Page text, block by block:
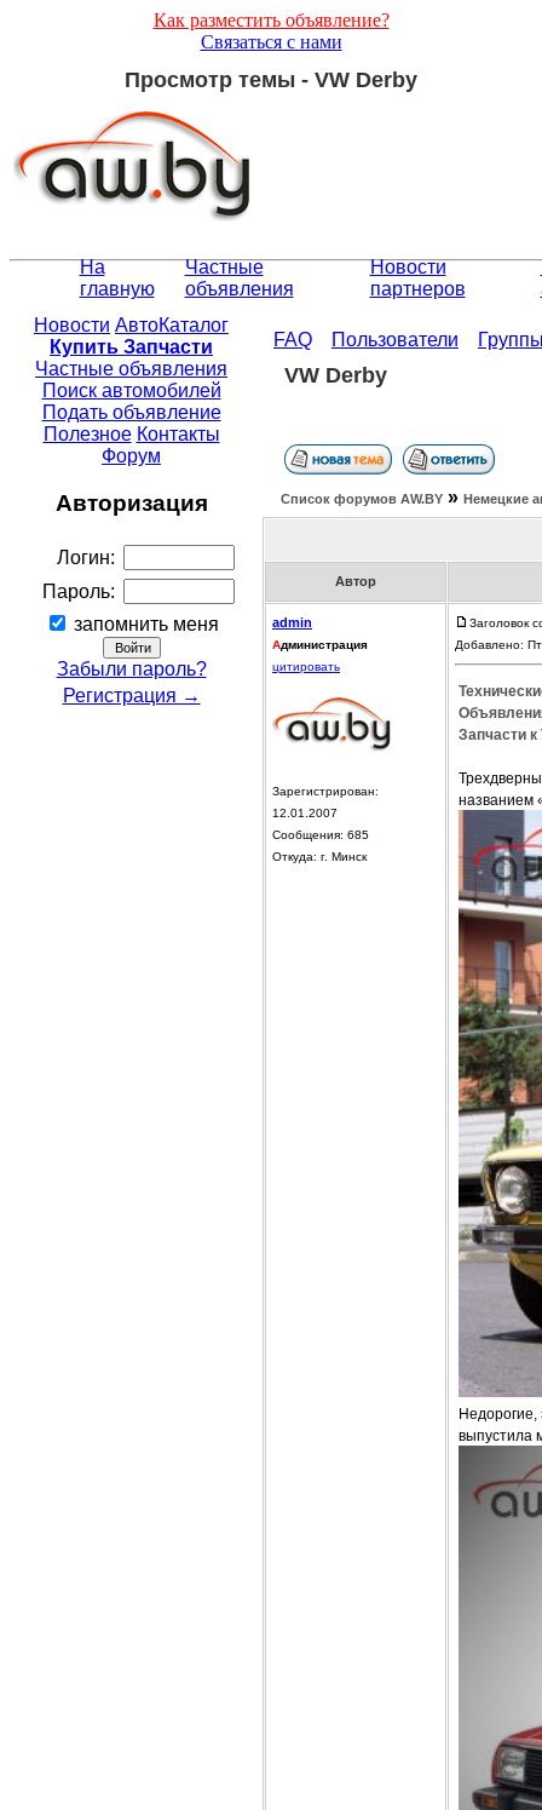
Как разместить объявление?
Связаться с нами
Просмотр темы - VW Derby
На
главную
Частные
объявления
Новости
партнеров
Новости АвтоКаталог
Купить Запчасти
Частные объявления
Поиск автомобилей
Подать объявление
Полезное Контакты
Форум
Авторизация
Логин:
Пароль:
запомнить меня
Забыли пароль?
Регистрация →
FAQ Пользователи
VW Derby
Список форумов АW.BY » Немецкие
Автор
admin
Администрация
цитировать
Зарегистрирован:
12.01.2007
Сообщения: 685
Откуда: г. Минск
Заголовок
Добавлено:
Запчасти
названием
выпустила